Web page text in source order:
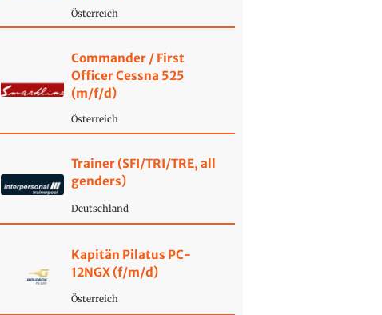
Österreich
Commander / First
Officer Cessna 525
(m/f/d)
Österreich
Trainer (SFI/TRI/TRE, all
genders)
Deutschland
Kapitän Pilatus PC-
12NGX (f/m/d)
Österreich